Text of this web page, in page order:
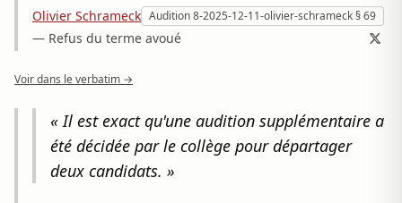
Olivier Schrameck Audition 8-2025-12-11-olivier-schrameck § 69
— Refus du terme avoué
Voir dans le verbatim →
« Il est exact qu'une audition supplémentaire a
été décidée par le collège pour départager
deux candidats. »